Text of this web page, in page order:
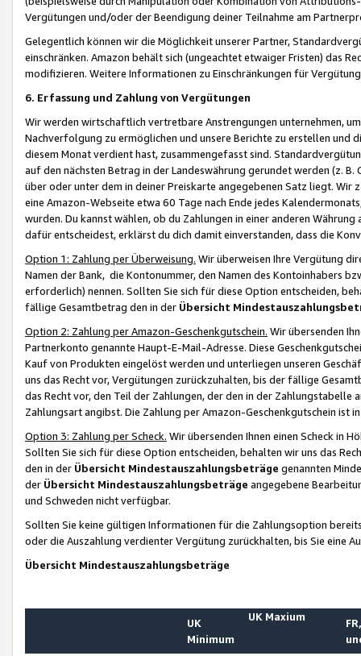
Vergütungen und/oder der Beendigung deiner Teilnahme am
Gelegentlich können wir die Möglichkeit unserer Partner,
einschränken. Amazon behält sich (ungeachtet etwaiger Fristen) das
modifizieren. Weitere Informationen zu Einschränkungen für
6. Erfassung und Zahlung von Vergütungen
Wir werden wirtschaftlich vertretbare Anstrengungen unternehmen,
Nachverfolgung zu ermöglichen und unsere Berichte zu erstellen und
diesem Monat verdient hast, zusammengefasst sind.
auf den nächsten Betrag in der Landeswährung gerundet werden (z.
über oder unter dem in deiner Preiskarte angegebenen Satz liegt.
eine Amazon-Webseite etwa 60 Tage nach Ende jedes
wurden. Du kannst wählen, ob du Zahlungen in einer anderen
dafür entscheidest, erklärst du dich damit einverstanden, dass die
Option 1: Zahlung per Überweisung. Wir überweisen Ihre Vergütung
Namen der Bank, die Kontonummer, den Namen des Kontoinhabers
erforderlich) nennen. Sollten Sie sich für diese Option entscheiden,
fällige Gesamtbetrag den in der Übersicht
Option 2: Zahlung per Amazon-Geschenkgutschein. Wir übersenden
Partnerkonto genannte Haupt-E-Mail-Adresse. Diese
Kauf von Produkten eingelöst werden und unterliegen unseren
uns das Recht vor, Vergütungen zurückzuhalten, bis der fällige
das Recht vor, den Teil der Zahlungen, der den in der
Zahlungsart angibst. Die Zahlung per Amazon-Geschenkgutschein ist
Option 3: Zahlung per Scheck. Wir übersenden Ihnen einen Scheck in
Sollten Sie sich für diese Option entscheiden, behalten wir uns das
den in der Übersicht Mindestauszahlungsbeträge genannten
der Übersicht Mindestauszahlungsbeträge angegebene
und Schweden nicht verfügbar.
Sollten Sie keine gültigen Informationen für die Zahlungsoption
oder die Auszahlung verdienter Vergütung zurückhalten, bis Sie
Übersicht Mindestauszahlungsbeträge
UK
Minimum
UK Maxium